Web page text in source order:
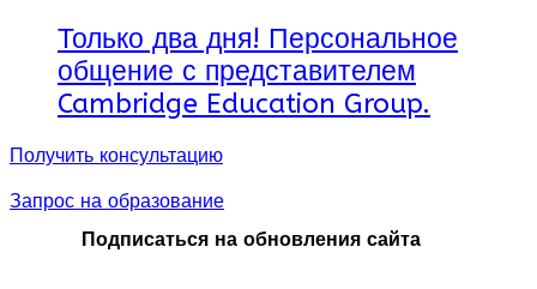
Только два дня! Персональное
общение с представителем
Cambridge Education Group.
Получить консультацию
Запрос на образование
Подписаться на обновления сайта